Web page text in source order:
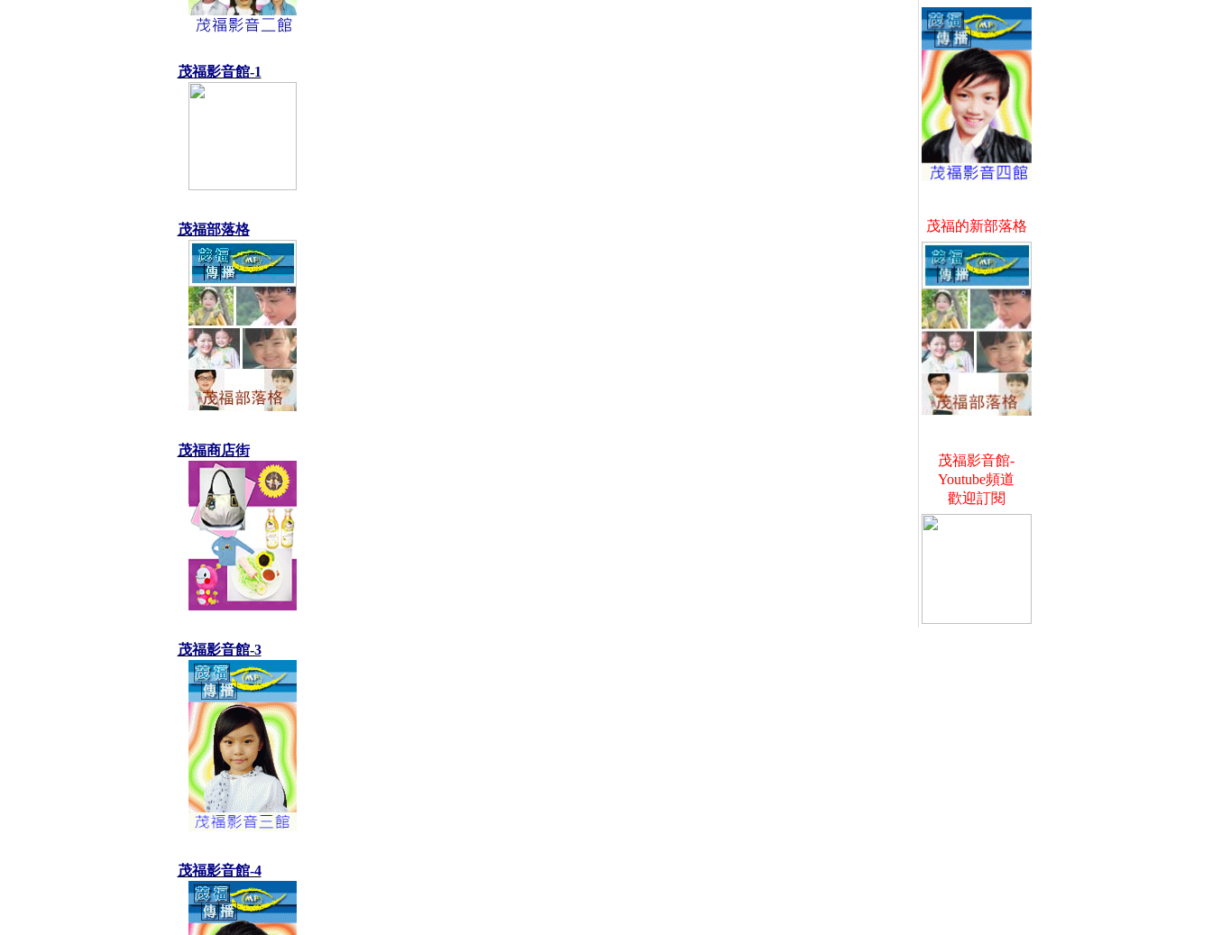
茂福影音館-1
茂福部落格
茂福商店街
茂福影音館-3
茂福影音館-4
茂福的新部落格
茂福影音館-
Youtube頻道
歡迎訂閱